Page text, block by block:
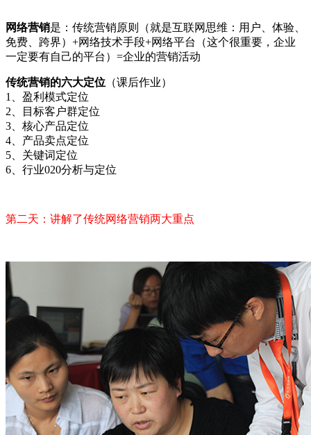
网络营销是：传统营销原则（就是互联网思维：用户、体验、
免费、跨界）+网络技术手段+网络平台（这个很重要，企业
一定要有自己的平台）=企业的营销活动
传统营销的六大定位 （课后作业）
1、盈利模式定位
2、目标客户群定位
3、核心产品定位
4、产品卖点定位
5、关键词定位
6、行业020分析与定位
第二天：讲解了传统网络营销两大重点